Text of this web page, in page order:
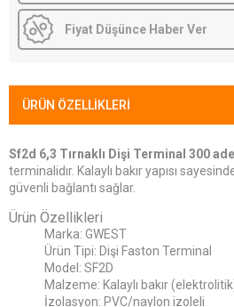
Fiyat Düşünce Haber Ver
ÜRÜN ÖZELLIKLERI
Sf2d 6,3 Tırnaklı Dişi Terminal 300
terminalidır. Kalaylı bakır yapısı
güvenli bağlantı sağlar.
Ürün Özellikleri
Marka: GWEST
Ürün Tipi: Dişi Faston Terminal
Model: SF2D
Malzeme: Kalaylı bakır
İzolasyon: PVC/naylon izoleli